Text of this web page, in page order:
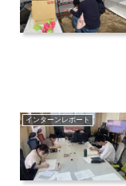
インターンレポート